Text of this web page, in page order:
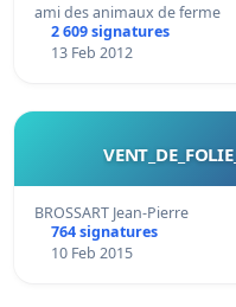
ami des animaux de ferme
2 609 signatures
13 Feb 2012
BROSSART Jean-Pierre
764 signatures
10 Feb 2015